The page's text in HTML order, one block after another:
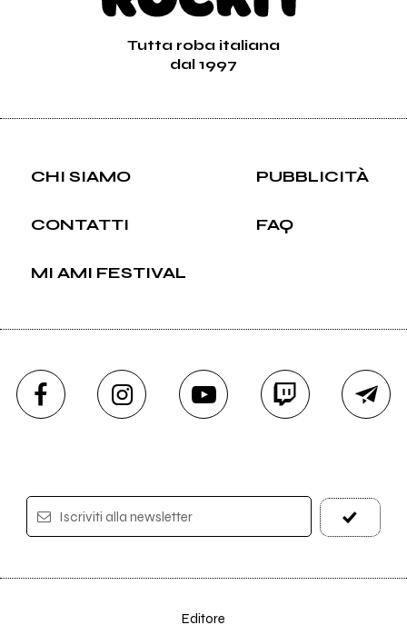
Tutta roba italiana
dal 1997
CHI SIAMO PUBBLICITÀ
CONTATTI FAQ
MI AMI FESTIVAL
Iscriviti alla newsletter
Editore